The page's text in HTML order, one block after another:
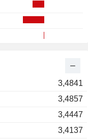
3,4841
3,4857
3,4447
3,4137